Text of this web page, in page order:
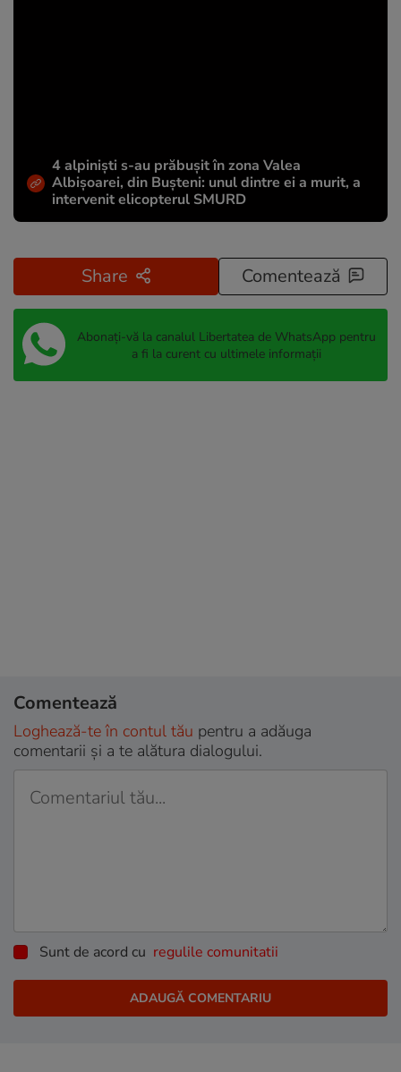
4 alpiniști s-au prăbușit în zona Valea
Albișoarei, din Bușteni: unul dintre ei a murit, a
intervenit elicopterul SMURD
Share Comentează
Abonați-vă la canalul Libertatea de WhatsApp pentru
a fi la curent cu ultimele informații
Comentează
Loghează-te în contul tău pentru a adăuga
comentarii și a te alătura dialogului.
Sunt de acord cu regulile comunitatii